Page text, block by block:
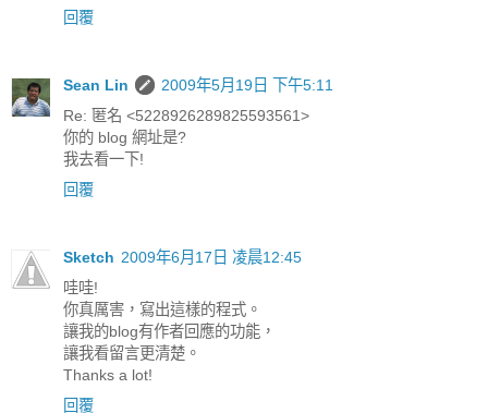
回覆
Sean Lin
2009年5月19日 下午5:11
Re: 匿名 <5228926289825593561>
你的 blog 網址是?
我去看一下!
回覆
Sketch 2009年6月17日 凌晨12:45
哇哇!
你真厲害，寫出這樣的程式。
讓我的blog有作者回應的功能，
讓我看留言更清楚。
Thanks a lot!
回覆